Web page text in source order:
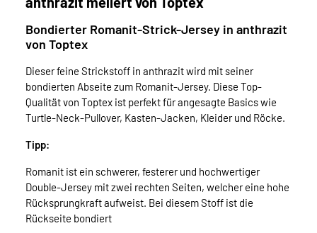
Bondierter Romanit-Strick-Jersey in anthrazit
von Toptex
Dieser feine Strickstoff in anthrazit wird mit seiner
bondierten Abseite zum Romanit-Jersey. Diese Top-
Qualität von Toptex ist perfekt für angesagte Basics wie
Turtle-Neck-Pullover, Kasten-Jacken, Kleider und Röcke.
Tipp:
Romanit ist ein schwerer, festerer und hochwertiger
Double-Jersey mit zwei rechten Seiten, welcher eine hohe
Rücksprungkraft aufweist. Bei diesem Stoff ist die
Rückseite bondiert